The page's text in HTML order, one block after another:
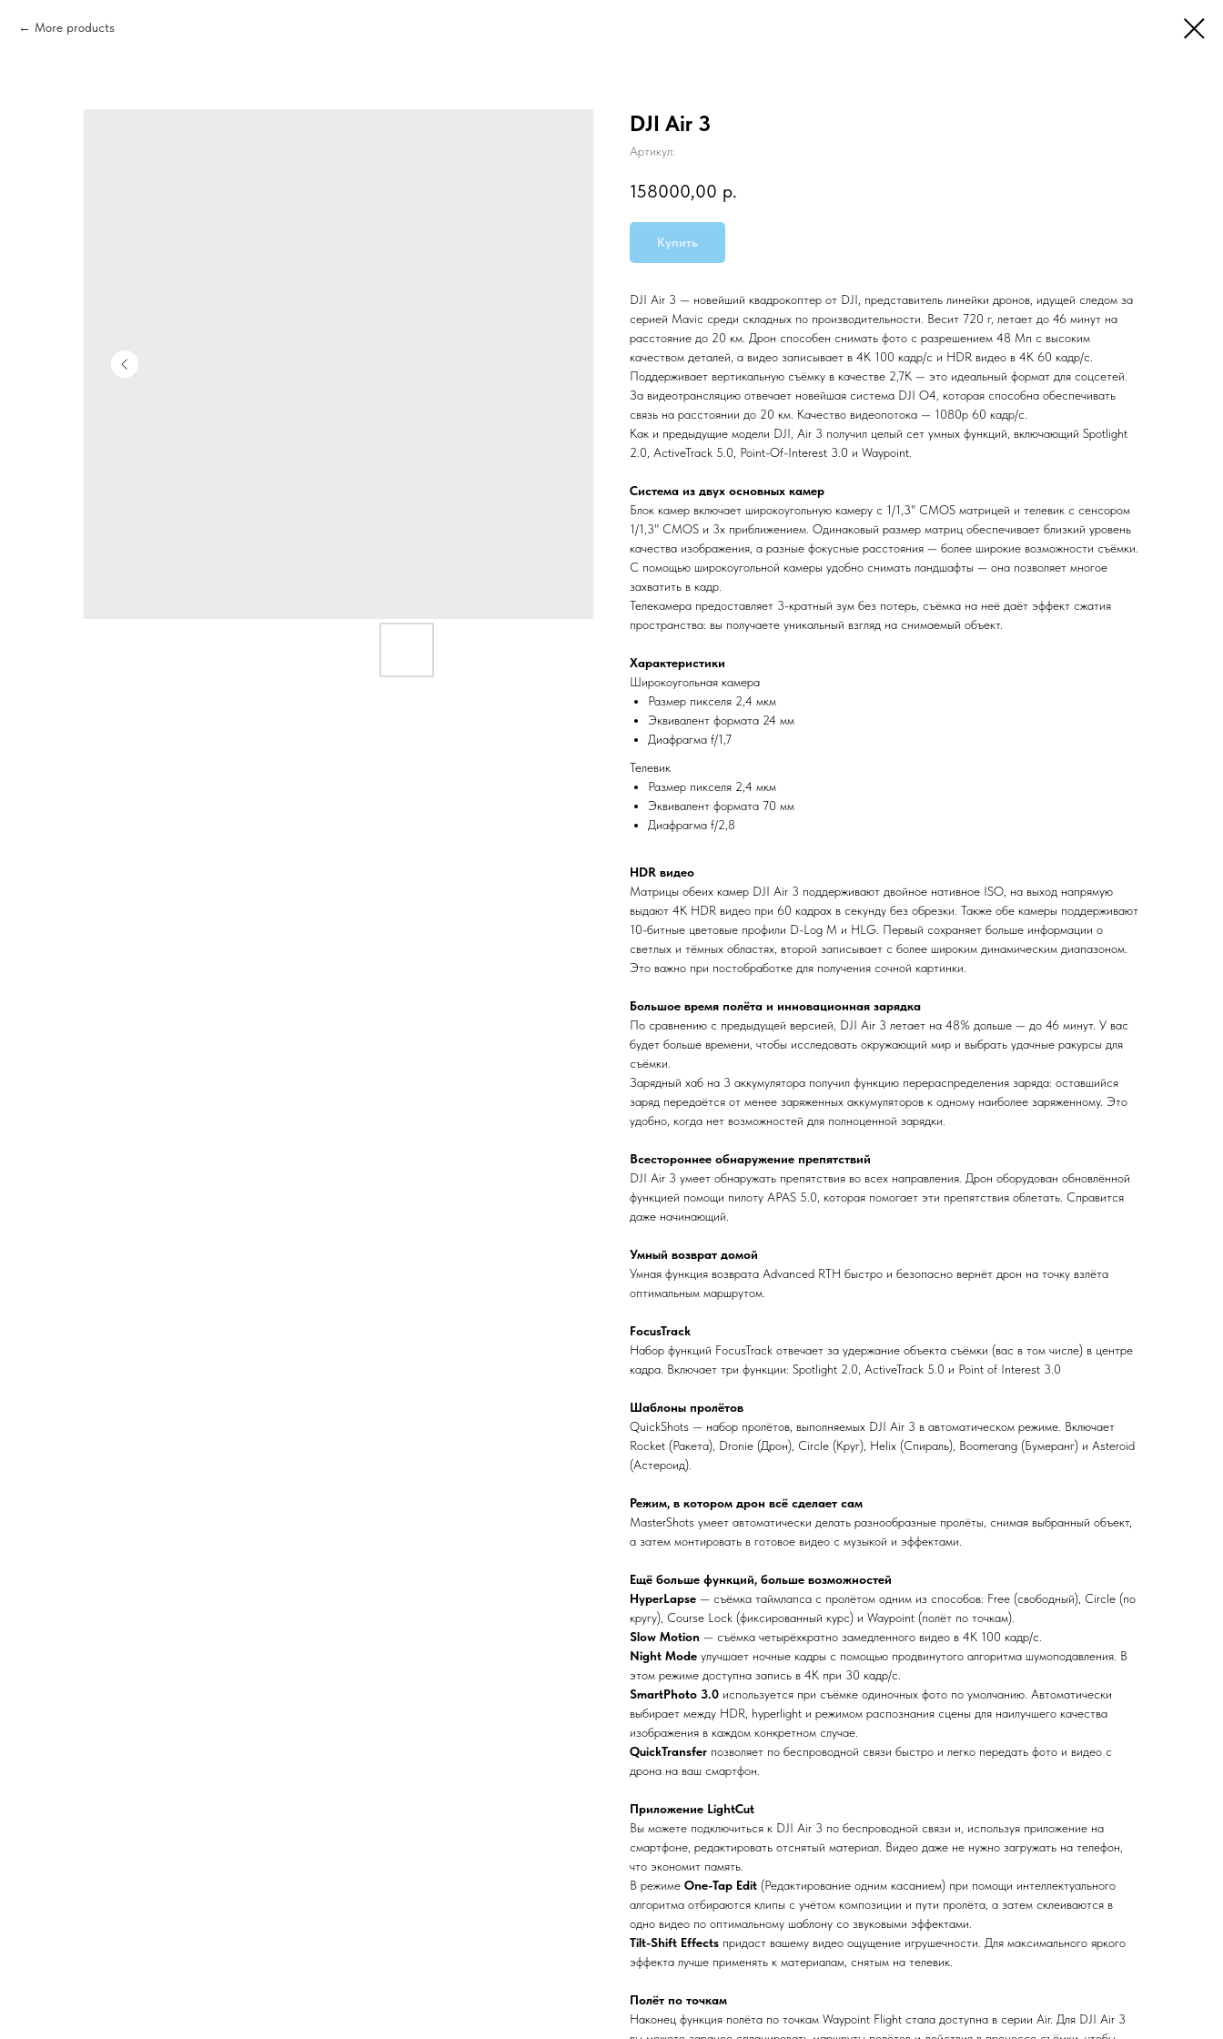
More products
DJI Air 3
Артикул:
158000,00 р.
Купить
DJI Air 3 — новейший квадрокоптер от DJI, представитель линейки дронов, идущей следом за
серией Mavic среди складных по производительности. Весит 720 г, летает до 46 минут на
расстояние до 20 км. Дрон способен снимать фото с разрешением 48 Мп с высоким
качеством деталей, а видео записывает в 4К 100 кадр/с и HDR видео в 4K 60 кадр/с.
Поддерживает вертикальную съёмку в качестве 2,7К — это идеальный формат для соцсетей.
За видеотрансляцию отвечает новейшая система DJI O4, которая способна обеспечивать
связь на расстоянии до 20 км. Качество видеопотока — 1080р 60 кадр/с.
Как и предыдущие модели DJI, Air 3 получил целый сет умных функций, включающий Spotlight
2.0, ActiveTrack 5.0, Point-Of-Interest 3.0 и Waypoint.
Система из двух основных камер
Блок камер включает широкоугольную камеру с 1/1,3" CMOS матрицей и телевик с сенсором
1/1,3" CMOS и 3х приближением. Одинаковый размер матриц обеспечивает близкий уровень
качества изображения, а разные фокусные расстояния — более широкие возможности съёмки.
С помощью широкоугольной камеры удобно снимать ландшафты — она позволяет многое
захватить в кадр.
Телекамера предоставляет 3-кратный зум без потерь, съёмка на неё даёт эффект сжатия
пространства: вы получаете уникальный взгляд на снимаемый объект.
Характеристики
Широкоугольная камера
Размер пикселя 2,4 мкм
Эквивалент формата 24 мм
Диафрагма f/1,7
Телевик
Размер пикселя 2,4 мкм
Эквивалент формата 70 мм
Диафрагма f/2,8
HDR видео
Матрицы обеих камер DJI Air 3 поддерживают двойное нативное ISO, на выход напрямую
выдают 4K HDR видео при 60 кадрах в секунду без обрезки. Также обе камеры поддерживают
10-битные цветовые профили D-Log M и HLG. Первый сохраняет больше информации о
светлых и тёмных областях, второй записывает с более широким динамическим диапазоном.
Это важно при постобработке для получения сочной картинки.
Большое время полёта и инновационная зарядка
По сравнению с предыдущей версией, DJI Air 3 летает на 48% дольше — до 46 минут. У вас
будет больше времени, чтобы исследовать окружающий мир и выбрать удачные ракурсы для
съёмки.
Зарядный хаб на 3 аккумулятора получил функцию перераспределения заряда: оставшийся
заряд передаётся от менее заряженных аккумуляторов к одному наиболее заряженному. Это
удобно, когда нет возможностей для полноценной зарядки.
Всестороннее обнаружение препятствий
DJI Air 3 умеет обнаружать препятствия во всех направления. Дрон оборудован обновлённой
функцией помощи пилоту APAS 5.0, которая помогает эти препятствия облетать. Справится
даже начинающий.
Умный возврат домой
Умная функция возврата Advanced RTH быстро и безопасно вернёт дрон на точку взлёта
оптимальным маршрутом.
FocusTrack
Набор функций FocusTrack отвечает за удержание объекта съёмки (вас в том числе) в центре
кадра. Включает три функции: Spotlight 2.0, ActiveTrack 5.0 и Point of Interest 3.0
Шаблоны пролётов
QuickShots — набор пролётов, выполняемых DJI Air 3 в автоматическом режиме. Включает
Rocket (Ракета), Dronie (Дрон), Circle (Круг), Helix (Спираль), Boomerang (Бумеранг) и Asteroid
(Астероид).
Режим, в котором дрон всё сделает сам
MasterShots умеет автоматически делать разнообразные пролёты, снимая выбранный объект,
а затем монтировать в готовое видео с музыкой и эффектами.
Ещё больше функций, больше возможностей
HyperLapse — съёмка таймлапса с пролётом одним из способов: Free (свободный), Circle (по
кругу), Course Lock (фиксированный курс) и Waypoint (полёт по точкам).
Slow Motion — съёмка четырёхкратно замедленного видео в 4K 100 кадр/с.
Night Mode улучшает ночные кадры с помощью продвинутого алгоритма шумоподавления. В
этом режиме доступна запись в 4K при 30 кадр/с.
SmartPhoto 3.0 используется при съёмке одиночных фото по умолчанию. Автоматически
выбирает между HDR, hyperlight и режимом распознания сцены для наилучшего качества
изображения в каждом конкретном случае.
QuickTransfer позволяет по беспроводной связи быстро и легко передать фото и видео с
дрона на ваш смартфон.
Приложение LightCut
Вы можете подключиться к DJI Air 3 по беспроводной связи и, используя приложение на
смартфоне, редактировать отснятый материал. Видео даже не нужно загружать на телефон,
что экономит память.
В режиме One-Tap Edit (Редактирование одним касанием) при помощи интеллектуального
алгоритма отбираются клипы с учётом композиции и пути пролёта, а затем склеиваются в
одно видео по оптимальному шаблону со звуковыми эффектами.
Tilt-Shift Effects придаст вашему видео ощущение игрушечности. Для максимального яркого
эффекта лучше применять к материалам, снятым на телевик.
Полёт по точкам
Наконец функция полёта по точкам Waypoint Flight стала доступна в серии Air. Для DJI Air 3